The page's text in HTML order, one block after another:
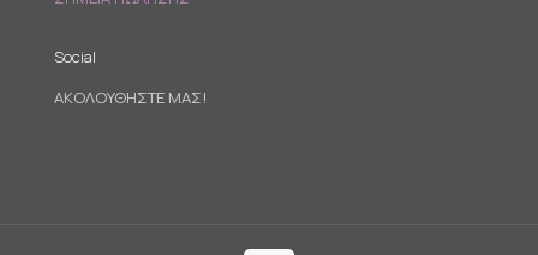
Social
ΑΚΟΛΟΥΘΗΣΤΕ ΜΑΣ!